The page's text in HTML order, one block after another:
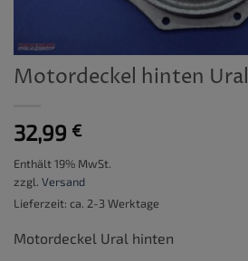
Motordeckel hinten Ural
32,99 €
Enthält 19% MwSt.
zzgl. Versand
Lieferzeit: ca. 2-3 Werktage
Motordeckel Ural hinten